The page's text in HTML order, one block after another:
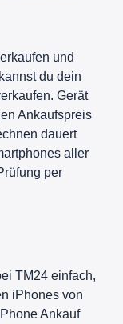
und
du dein
Gerät
Ankaufspreis
dauert
aller
per
TM24 einfach,
iPhones von
Ankauf